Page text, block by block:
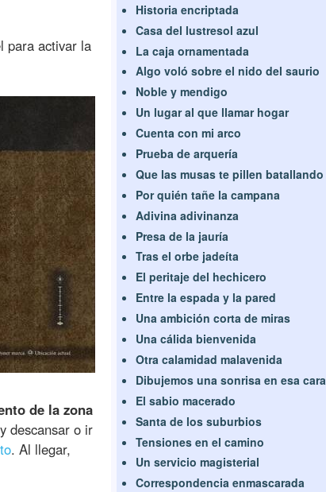
para activar la
de la zona
descansar o ir
. Al llegar,
Historia encriptada
Casa del lustresol azul
La caja ornamentada
Algo voló sobre el nido del saurio
Noble y mendigo
Un lugar al que llamar hogar
Cuenta con mi arco
Prueba de arquería
Que las musas te pillen batallando
Por quién tañe la campana
Adivina adivinanza
Presa de la jauría
Tras el orbe jadeíta
El peritaje del hechicero
Entre la espada y la pared
Una ambición corta de miras
Una cálida bienvenida
Otra calamidad malavenida
Dibujemos una sonrisa en esa cara
El sabio macerado
Santa de los suburbios
Tensiones en el camino
Un servicio magisterial
Correspondencia enmascarada